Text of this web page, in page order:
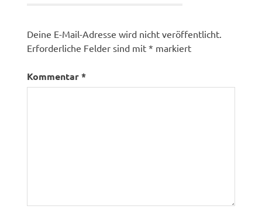
Deine E-Mail-Adresse wird nicht veröffentlicht.
Erforderliche Felder sind mit* markiert
Kommentar*